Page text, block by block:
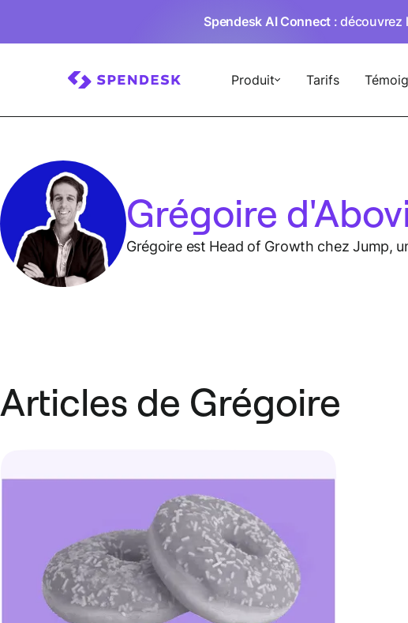
Spendesk AI Connect : découvrez
Produit Tarifs
Grégoire
Grégoire est Head of Growth chez Jump,
Articles de Grégoire